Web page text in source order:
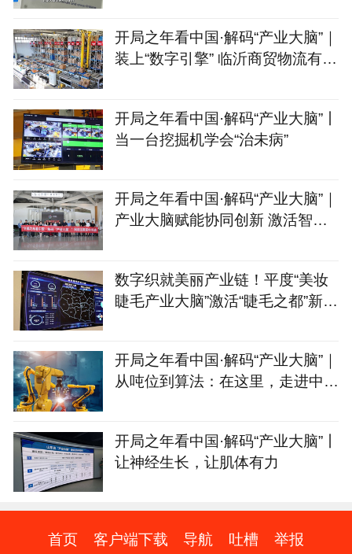
开局之年看中国·解码“产业大脑”｜
装上“数字引擎” 临沂商贸物流有
开局之年看中国·解码“产业大脑”丨
当一台挖掘机学会“治未病”
开局之年看中国·解码“产业大脑”｜
产业大脑赋能协同创新 激活智能
数字织就美丽产业链！平度“美妆
睫毛产业大脑”激活“睫毛之都”新动
开局之年看中国·解码“产业大脑”｜
从吨位到算法：在这里，走进中国
开局之年看中国·解码“产业大脑”丨
让神经生长，让肌体有力
首页 客户端下载 导航 吐槽 举报